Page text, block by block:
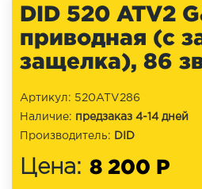
DID 520 ATV2
приводная (с
защелка), 86
Артикул: 520ATV286
Наличие: предзаказ 4-14 дней
Производитель:
DID
Цена: 8 200 Р